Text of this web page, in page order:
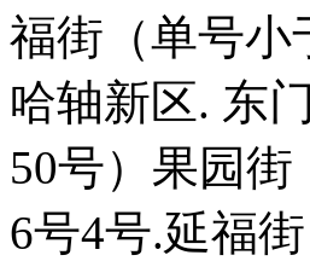
福街（单号小
哈轴新区. 东
50号）果园
6号4号.延福